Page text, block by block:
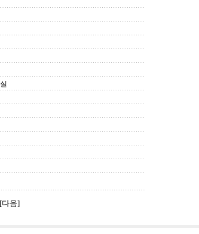
[다음]